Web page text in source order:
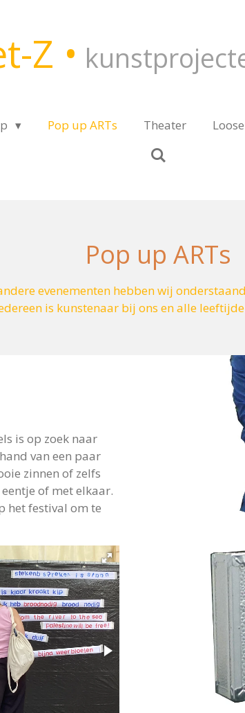
Z •
Pop up ARTs Theater
Pop up ARTs
evenementen hebben wij
is kunstenaar bij ons en alle
is op zoek naar
van een paar
zinnen of zelfs
of met elkaar.
het festival om te